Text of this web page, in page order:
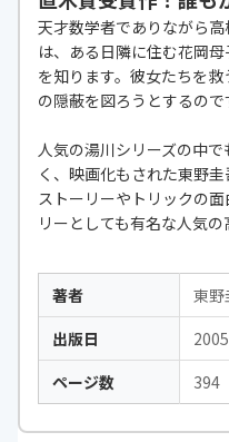
天才数学者でありながら
は、ある日隣に住む花岡
を知ります。彼女たちを
の隠蔽を図ろうとするので
人気の湯川シリーズの中
く、映画化もされた東野
ストーリーやトリックの
リーとしても有名な人気の
著者
東野
出版日
ページ数
394